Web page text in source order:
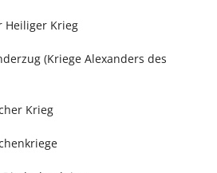
Heiliger Krieg
(Kriege Alexanders des
Krieg